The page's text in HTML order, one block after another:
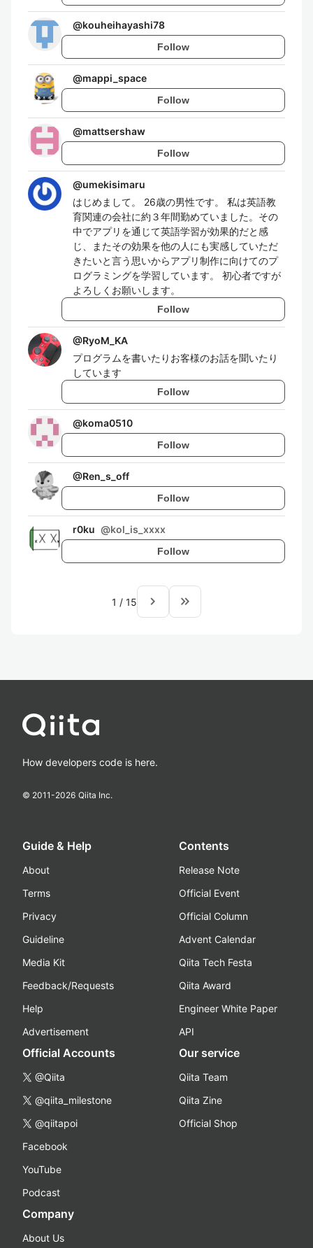
@kouheihayashi78
Follow
@mappi_space
Follow
@mattsershaw
Follow
@umekisimaru
はじめまして。 26歳の男性です。 私は英語教
育関連の会社に約３年間勤めていました。その
中でアプリを通じて英語学習が効果的だと感
じ、またその効果を他の人にも実感していただ
きたいと言う思いからアプリ制作に向けてのプ
ログラミングを学習しています。 初心者ですが
よろしくお願いします。
Follow
@RyoM_KA
プログラムを書いたりお客様のお話を聞いたり
しています
Follow
@koma0510
Follow
@Ren_s_off
Follow
r0ku @kol_is_xxxx
Follow
1 / 15 navigate_next keyboard_double_arrow_right
How developers code is here.
© 2011-2026 Qiita Inc.
Guide & Help
About
Terms
Privacy
Guideline
Media Kit
Feedback/Requests
Help
Advertisement
Contents
Release Note
Official Event
Official Column
Advent Calendar
Qiita Tech Festa
Qiita Award
Engineer White Paper
API
Official Accounts
@Qiita
@qiita_milestone
@qiitapoi
Facebook
YouTube
Podcast
Our service
Qiita Team
Qiita Zine
Official Shop
Company
About Us